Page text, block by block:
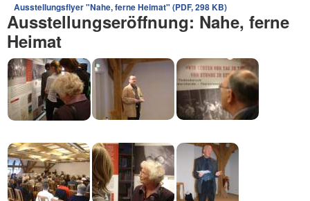
Ausstellungsflyer "Nahe, ferne Heimat" (PDF, 298 KB)
Ausstellungseröffnung: Nahe, ferne
Heimat